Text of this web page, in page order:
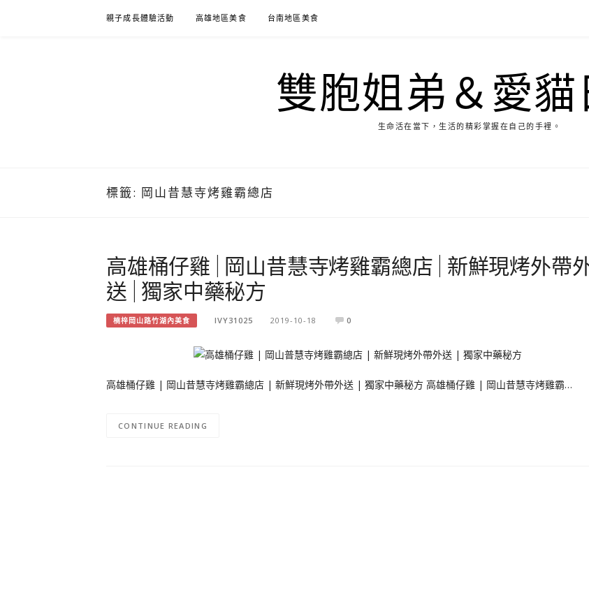
親子成長體驗活動 高雄地區美食 台南地區美食
雙胞姐弟＆愛貓
生命活在當下，生活的精彩掌握在自己的手裡。
標籤: 岡山昔慧寺烤雞霸總店
高雄桶仔雞 | 岡山昔慧寺烤雞霸總店 | 新鮮現烤外帶
送 | 獨家中藥秘方
楠梓岡山路竹湖內美食 IVY31025 2019-10-18 0
高雄桶仔雞 | 岡山昔慧寺烤雞霸總店 | 新鮮現烤外帶外送 | 獨家中藥秘方 高雄桶仔雞 | 岡山昔慧寺烤雞霸…
CONTINUE READING